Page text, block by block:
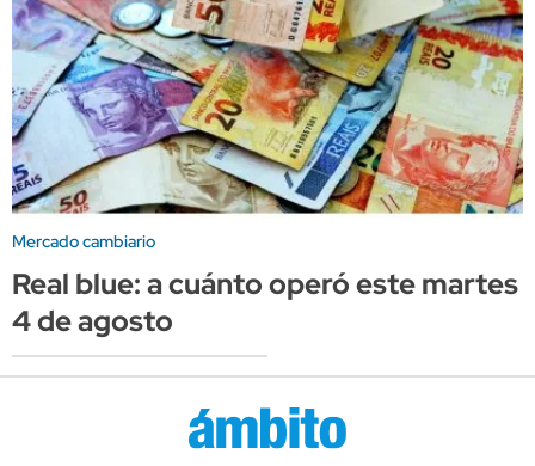
Mercado cambiario
Real blue: a cuánto operó este martes
4 de agosto